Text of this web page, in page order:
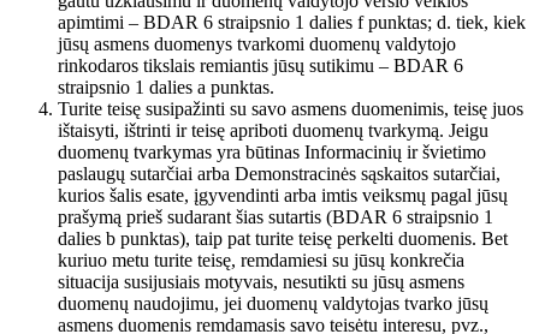
apimtimi – BDAR 6 straipsnio 1 dalies f punktas; d. tiek, kiek
jūsų asmens duomenys tvarkomi duomenų valdytojo
rinkodaros tikslais remiantis jūsų sutikimu – BDAR 6
straipsnio 1 dalies a punktas.
Turite teisę susipažinti su savo asmens duomenimis, teisę juos
ištaisyti, ištrinti ir teisę apriboti duomenų tvarkymą. Jeigu
duomenų tvarkymas yra būtinas Informacinių ir švietimo
paslaugų sutarčiai arba Demonstracinės sąskaitos sutarčiai,
kurios šalis esate, įgyvendinti arba imtis veiksmų pagal jūsų
prašymą prieš sudarant šias sutartis (BDAR 6 straipsnio 1
dalies b punktas), taip pat turite teisę perkelti duomenis. Bet
kuriuo metu turite teisę, remdamiesi su jūsų konkrečia
situacija susijusiais motyvais, nesutikti su jūsų asmens
duomenų naudojimu, jei duomenų valdytojas tvarko jūsų
asmens duomenis remdamasis savo teisėtu interesu, pvz.,